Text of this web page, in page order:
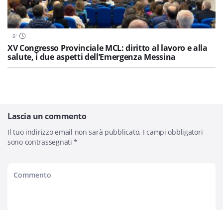
5'
XV Congresso Provinciale MCL: diritto al lavoro e alla
salute, i due aspetti dell’Emergenza Messina
Lascia un commento
Il tuo indirizzo email non sarà pubblicato. I campi obbligatori
sono contrassegnati*